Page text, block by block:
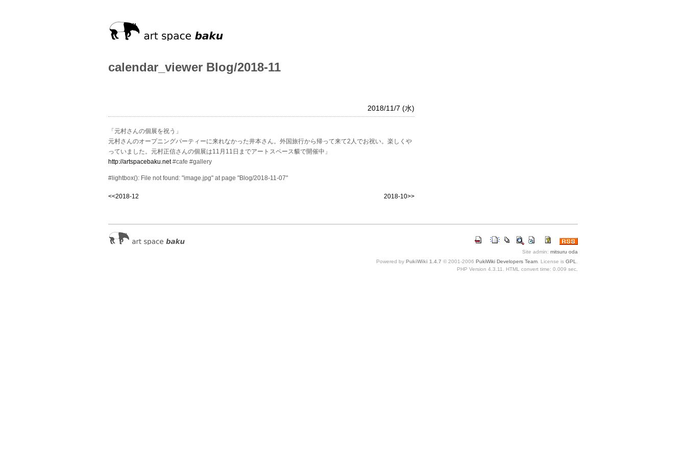
calendar_viewer Blog/2018-11
2018/11/7 (水)
「元村さんの個展を祝う」
元村さんのオープニングパーティーに来れなかった井本さん。外国旅行から帰って来て2人でお祝い。楽しくや
っていました。元村正信さんの個展は11月11日までアートスペース貘で開催中」
http://artspacebaku.net#cafe #gallery
#lightbox(): File not found: "image.jpg" at page "Blog/2018-11-07"
<<2018-12 2018-10>>
Site admin: mitsuru oda
Powered by PukiWiki 1.4.7 © 2001-2006 PukiWiki Developers Team . License is GPL
PHP Version 4.3.11. HTML convert time: 0.009 sec.